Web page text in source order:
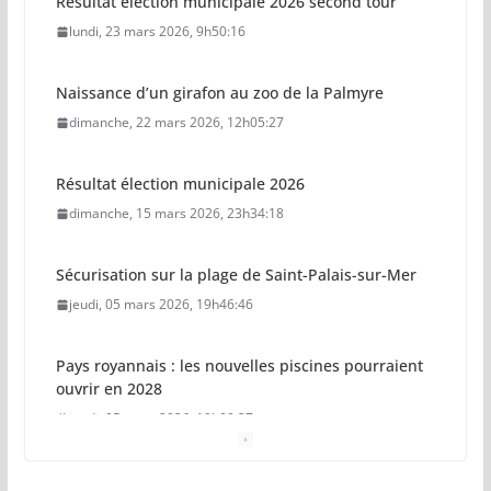
Résultat élection municipale 2026 second tour
lundi, 23 mars 2026, 9h50:16
Naissance d’un girafon au zoo de la Palmyre
dimanche, 22 mars 2026, 12h05:27
Résultat élection municipale 2026
dimanche, 15 mars 2026, 23h34:18
Sécurisation sur la plage de Saint-Palais-sur-Mer
jeudi, 05 mars 2026, 19h46:46
Pays royannais : les nouvelles piscines pourraient
ouvrir en 2028